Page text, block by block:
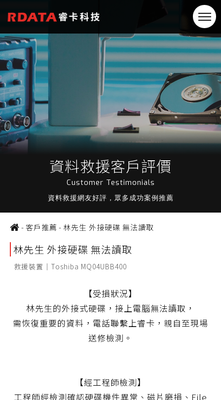
資料救援客戶評價
Customer Testimonials
資料救援網友好評，眾多成功案例推薦
-客戶推薦 - 林先生 外接硬碟 無法讀取
林先生 外接硬碟 無法讀取
救援裝置｜Toshiba MQ04UBB400
【受損狀況】
林先生的外接式硬碟，接上電腦無法讀取，
需恢復重要的資料，電話聯繫上睿卡，親自至現場
送修檢測。
【經工程師檢測】
工程師經檢測確認硬碟機件異常、磁片磨損、File